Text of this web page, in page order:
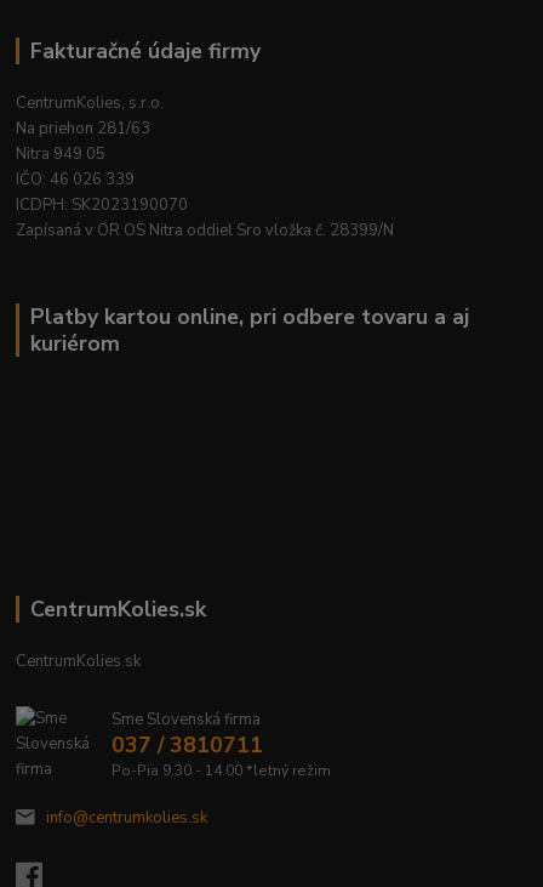
Fakturačné údaje firmy
CentrumKolies, s.r.o.
Na priehon 281/63
Nitra 949 05
IČO: 46 026 339
ICDPH: SK2023190070
Zapísaná v OR OS Nitra oddiel Sro vložka č. 28399/N
Platby kartou online, pri odbere tovaru a aj
kuriérom
CentrumKolies.sk
CentrumKolies.sk
Sme Slovenská firma
037 / 3810711
Po-Pia 9.30 - 14.00 *letný režim
info@centrumkolies.sk